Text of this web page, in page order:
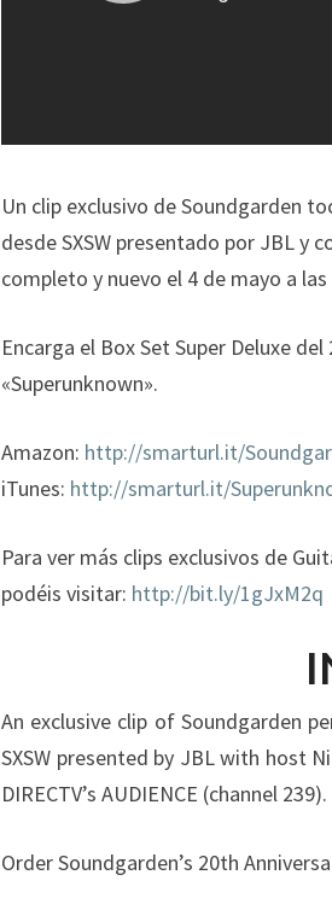
Un clip exclusivo de Soundgarden
desde SXSW presentado por JBL y
completo y nuevo el 4 de mayo a las
Encarga el Box Set Super Deluxe
«Superunknown».
Amazon: http://smarturl.it/
iTunes: http://smarturl.it/
Para ver más clips exclusivos de
podéis visitar: http://bit.ly/1gJxM2q
An exclusive clip of Soundgarden
SXSW presented by JBL with host
DIRECTV’s AUDIENCE (channel 239).
Order Soundgarden’s 20th